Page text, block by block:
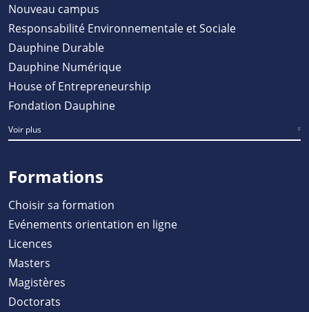
Nouveau campus
Responsabilité Environnementale et Sociale
Dauphine Durable
Dauphine Numérique
House of Entrepreneurship
Fondation Dauphine
Voir plus
Formations
Choisir sa formation
Evénements orientation en ligne
Licences
Masters
Magistères
Doctorats